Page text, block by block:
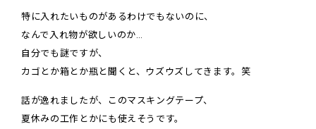
特に入れたいものがあるわけでもないのに、
なんで入れ物が欲しいのか…
自分でも謎ですが、
カゴとか箱とか瓶と聞くと、ウズウズしてきます。笑
話が逸れましたが、このマスキングテープ、
夏休みの工作とかにも使えそうです。